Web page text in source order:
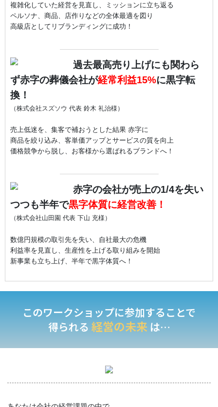
複雑化していた経営を見直し、ミッションに立ち返る
ペルソナ、商品、店作りなどの全体最適を図り
高級店としてリブランディングに成功！
過去最高売り上げにも関わら
ず赤字の葬儀会社が経常利益15%に黒字転
換！
（株式会社スズソウ 代表 鈴木 礼治様）
売上低迷を、集客で補おうとした結果 赤字に
商品を絞り込み、客単価アップとサービスの質を向上
価格競争から脱し、お客様から選ばれるブランドへ！
赤字の会社が売上の1/4を失い
つつも半年で黒字体質に経営改善！
（株式会社山田園 代表 下山 充様）
数億円規模の取引先を失い、自社最大の危機
利益率を見直し、生産性を上げる取り組みを開始
新事業も立ち上げ、半年で黒字体質へ！
このワークショップに参加することで
得られる 経営の未来 は…